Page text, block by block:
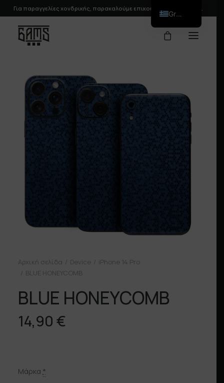
Για παραγγελίες χονδρικής, παρακαλούμε επικοινωνήστε μαζί μας.
Αρχική σελίδα Device
iPhone 14 Pro
BLUE HONEYCOMB
BLUE HONEYCOMB
14,90 €
Μάρκα *
Greek